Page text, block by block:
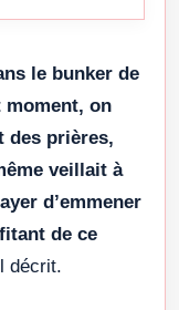
le bunker de
moment, on
des prières,
veillait à
d’emmener
de ce
décrit.